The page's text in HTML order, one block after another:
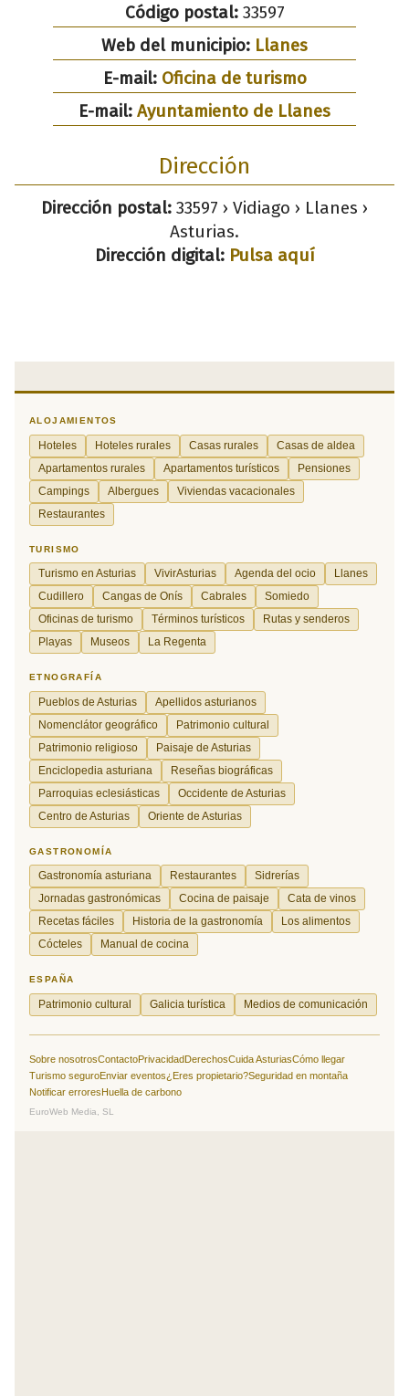
Código postal:33597
Web del municipio: Llanes
E-mail: Oficina de turismo
E-mail: Ayuntamiento de Llanes
Dirección
Dirección postal: 33597 › Vidiago › Llanes ›
Asturias.
Dirección digital: Pulsa aquí